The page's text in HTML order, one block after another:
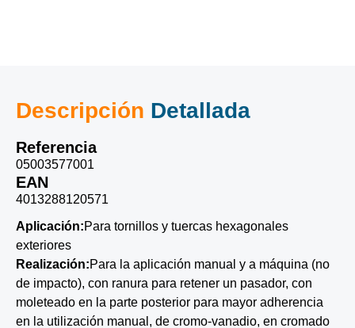
Descripción Detallada
Referencia
05003577001
EAN
4013288120571
Aplicación:Para tornillos y tuercas hexagonales
exteriores
Realización:Para la aplicación manual y a máquina (no
de impacto), con ranura para retener un pasador, con
moleteado en la parte posterior para mayor adherencia
en la utilización manual, de cromo-vanadio, en cromado